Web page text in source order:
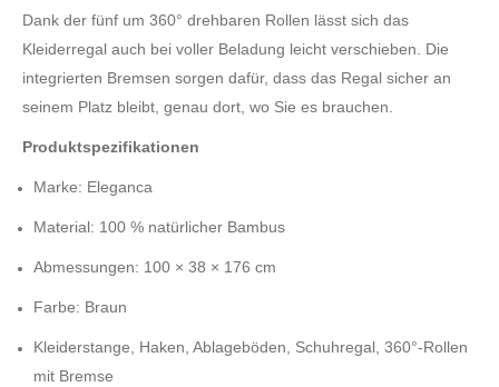
Dank der fünf um 360° drehbaren Rollen lässt sich das
Kleiderregal auch bei voller Beladung leicht verschieben. Die
integrierten Bremsen sorgen dafür, dass das Regal sicher an
seinem Platz bleibt, genau dort, wo Sie es brauchen.
Produktspezifikationen
Marke: Eleganca
Material: 100 % natürlicher Bambus
Abmessungen: 100 × 38 × 176 cm
Farbe: Braun
Kleiderstange, Haken, Ablageböden, Schuhregal, 360°-Rollen
mit Bremse